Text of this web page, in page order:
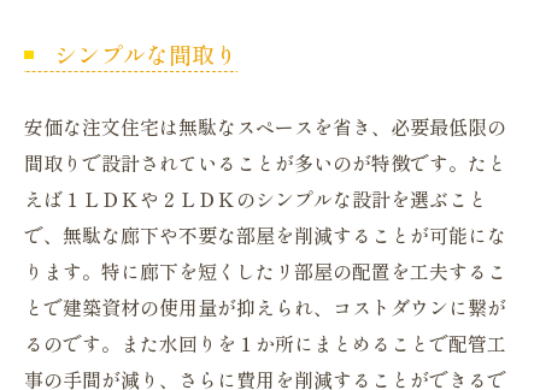
シンプルな間取り
安価な注文住宅は無駄なスペースを省き、必要最低限の
間取りで設計されていることが多いのが特徴です。たと
えば１ＬＤＫや２ＬＤＫのシンプルな設計を選ぶこと
で、無駄な廊下や不要な部屋を削減することが可能にな
ります。特に廊下を短くしたリ部屋の配置を工夫するこ
とで建築資材の使用量が抑えられ、コストダウンに繋が
るのです。また水回りを１か所にまとめることで配管工
事の手間が減り、さらに費用を削減することができるで